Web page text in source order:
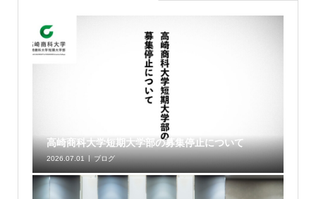
高崎商科大学短期大学部の募集停止について
2026.07.01 ブログ